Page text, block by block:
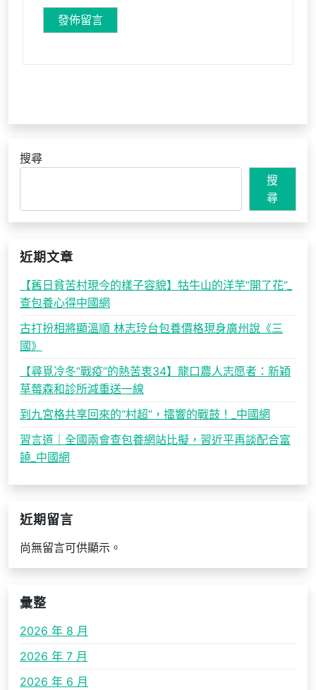
搜尋
搜
尋
近期文章
【舊日貧苦村現今的樣子容貌】牯牛山的洋芋“開了花”_
查包養心得中國網
古打扮相將顯溫順 林志玲台包養價格現身廣州說《三
國》
【尋覓冷冬“戰疫”的熱苦衷34】龍口農人志愿者：新穎
草莓森和診所減重送一線
到九宮格共享回來的“村超”，擂響的戰鼓！_中國網
習言道｜全國兩會查包養網站比擬，習近平再談配合富
饒_中國網
近期留言
尚無留言可供顯示。
彙整
2026 年 8 月
2026 年 7 月
2026 年 6 月